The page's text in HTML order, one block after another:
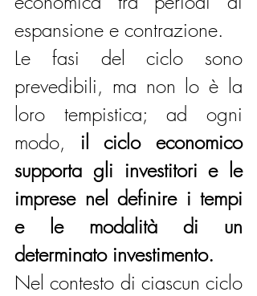
espansione e contrazione.
Le fasi del ciclo sono
prevedibili, ma non lo è la
loro tempistica; ad ogni
modo, il ciclo economico
supporta gli investitori e le
imprese nel definire i tempi
e le modalità di un
determinato investimento.
Nel contesto di ciascun ciclo